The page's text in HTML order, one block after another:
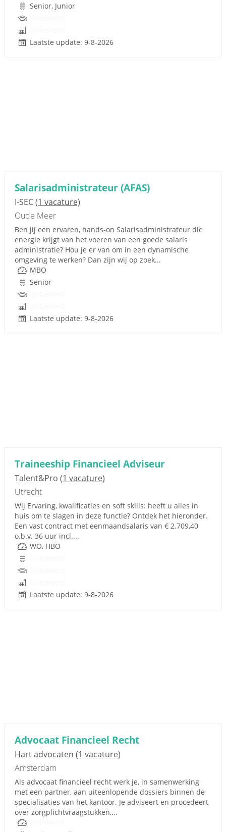
Senior, Junior
Laatste update: 9-8-2026
Salarisadministrateur (AFAS)
I-SEC(1 vacature)
Oude Meer
Ben jij een ervaren, hands-on Salarisadministrateur die
energie krijgt van het voeren van een goede salaris
administratie? Hou je er van om in een dynamische
omgeving te werken? Dan zijn wij op zoek...
MBO
Senior
Laatste update: 9-8-2026
Traineeship Financieel Adviseur
Talent&Pro (1 vacature)
Utrecht
Wij Ervaring, kwalificaties en soft skills: heeft u alles in
huis om te slagen in deze functie? Ontdek het hieronder.
Een vast contract met eenmaandsalaris van € 2.709,40
o.b.v. 36 uur incl....
WO, HBO
Laatste update: 9-8-2026
Advocaat Financieel Recht
Hart advocaten (1 vacature)
Amsterdam
Als advocaat financieel recht werk je, in samenwerking
met een partner, aan uiteenlopende dossiers binnen de
specialisaties van het kantoor. Je adviseert en procedeert
over zorgplichtvraagstukken,...